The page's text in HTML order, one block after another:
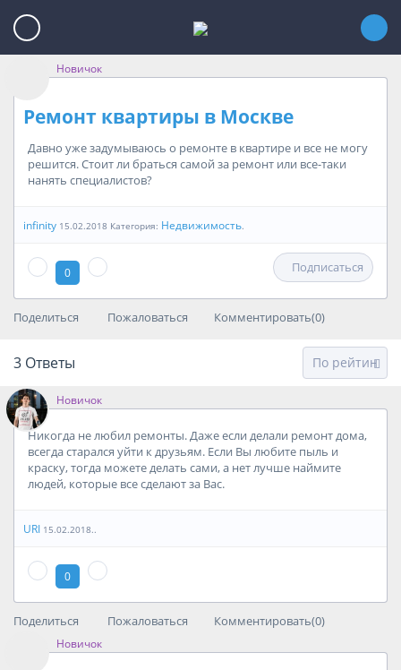
Новичок
Ремонт квартиры в Москве
Давно уже задумываюсь о ремонте в квартире и все не могу
решится. Стоит ли браться самой за ремонт или все-таки
нанять специалистов?
infinity 15.02.2018 Категория: Недвижимость.
0 Подписаться
Поделиться Пожаловаться Комментировать(0)
3 Ответы
Новичок
Никогда не любил ремонты. Даже если делали ремонт дома,
всегда старался уйти к друзьям. Если Вы любите пыль и
краску, тогда можете делать сами, а нет лучше наймите
людей, которые все сделают за Вас.
URI 15.02.2018..
0
Поделиться Пожаловаться Комментировать(0)
Новичок